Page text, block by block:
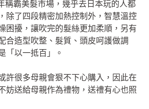
稱霸美髮市場，幾乎去日本玩的人都
除了四段精密加熱控制外，智慧溫控
困擾，讓吹完的髮絲更加柔順，另有
合造型吹整、髮質、頭皮呵護做調
「以一抵百」。
許很多母親會狠不下心購入，因此在
妨送給母親作為禮物，送禮有心也照